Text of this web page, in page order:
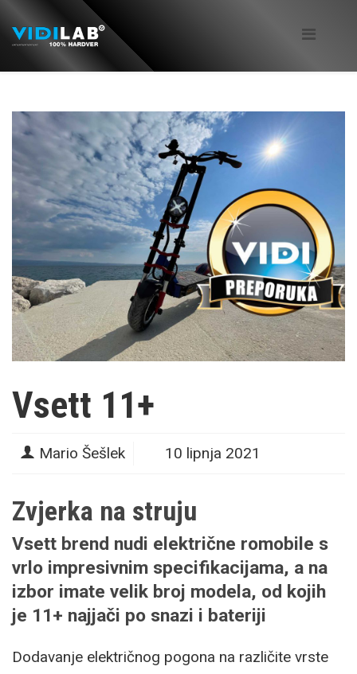
Vsett 11+
Mario Šešlek 10 lipnja 2021
Zvjerka na struju
Vsett brend nudi električne romobile s
vrlo impresivnim specifikacijama, a na
izbor imate velik broj modela, od kojih
je 11+ najjači po snazi i bateriji
Dodavanje električnog pogona na različite vrste